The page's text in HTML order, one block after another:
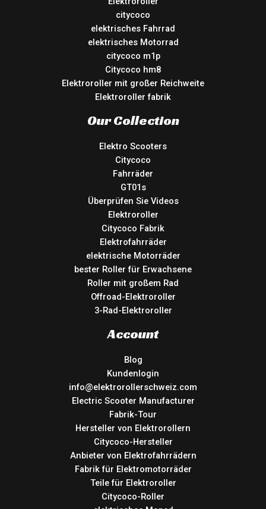
citycoco
elektrisches Fahrrad
elektrisches Motorrad
citycoco m1p
Citycoco hm8
Elektroroller mit großer Reichweite
Elektroroller fabrik
Our Collection
Elektro Scooters
Citycoco
Fahrräder
GT01s
Überprüfen Sie Videos
Elektroroller
Citycoco Fabrik
Elektrofahrräder
elektrische Motorräder
bester Roller für Erwachsene
Roller mit großem Rad
Offroad-Elektroroller
3-Rad-Elektroroller
Account
Blog
Kundenlogin
info@elektrorollerschweiz.com
Electric Scooter Manufacturer
Fabrik-Tour
Hersteller von Elektrorollern
Citycoco-Hersteller
Anbieter von Elektrofahrrädern
Fabrik für Elektromotorräder
Teile für Elektroroller
Citycoco-Roller